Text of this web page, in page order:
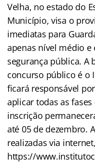
Velha, no estado do
Município, visa o
imediatas para
apenas nível médio e
segurança pública. A
concurso público é o
ficará responsável
aplicar todas as
inscrição
até 05 de dezembro.
realizadas via
https://